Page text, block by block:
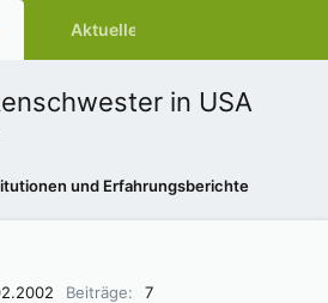
Aktuelles
in USA
und Erfahrungsberichte
Beiträge 7